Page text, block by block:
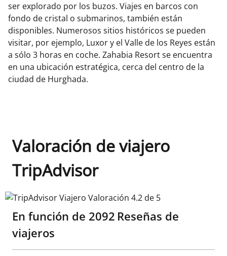
ser explorado por los buzos. Viajes en barcos con
fondo de cristal o submarinos, también están
disponibles. Numerosos sitios históricos se pueden
visitar, por ejemplo, Luxor y el Valle de los Reyes están
a sólo 3 horas en coche. Zahabia Resort se encuentra
en una ubicación estratégica, cerca del centro de la
ciudad de Hurghada.
Valoración de viajero
TripAdvisor
TripAdvisor Viajero Valoración 4.2 de 5
En función de 2092 Reseñas de
viajeros